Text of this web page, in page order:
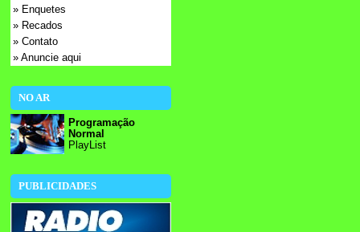
» Enquetes
» Recados
» Contato
» Anuncie aqui
NO AR
Programação
Normal
PlayList
PUBLICIDADES